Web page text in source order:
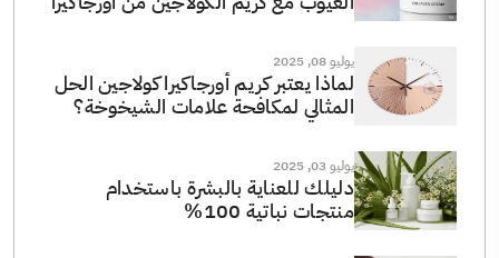
يوليو 08, 2025
لماذا يعتبر كريم أورجاكيرا كولاجين الحل
المثالي لمكافحة علامات الشيخوخة؟
يوليو 03, 2025
دليلك للعناية بالبشرة باستخدام
منتجات نباتية 100%